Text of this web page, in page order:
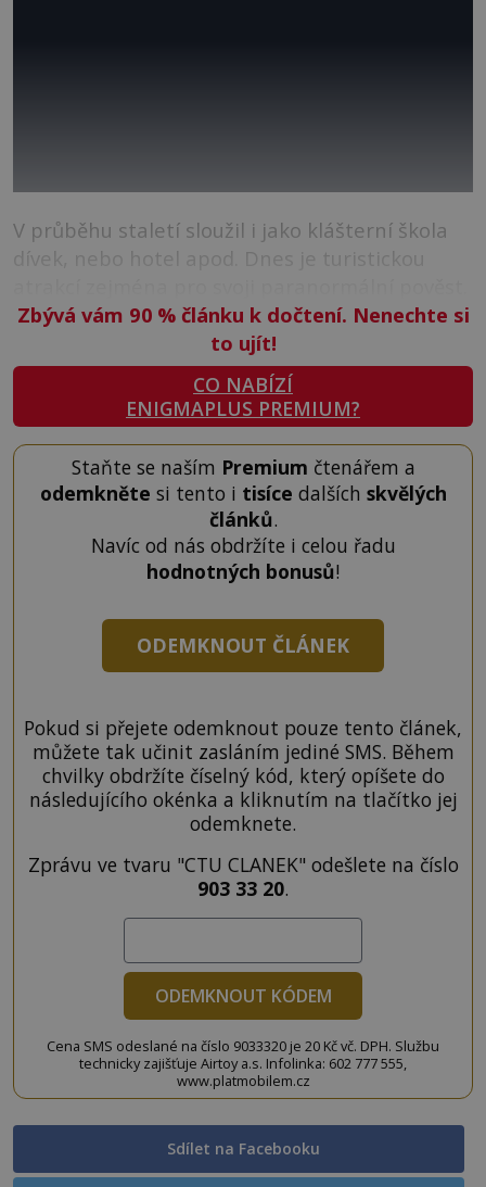
V průběhu staletí sloužil i jako klášterní škola
dívek, nebo hotel apod. Dnes je turistickou
Zbývá vám 90 %článku k dočtení. Nenechte si
to ujít!
CO NABÍZÍ
ENIGMAPLUS PREMIUM?
Staňte se naším Premium čtenářem a
odemkněte si tento i tisíce dalších skvělých
článků.
Navíc od nás obdržíte i celou řadu
hodnotných bonusů!
ODEMKNOUT ČLÁNEK
Pokud si přejete odemknout pouze tento článek,
můžete tak učinit zasláním jediné SMS. Během
chvilky obdržíte číselný kód, který opíšete do
následujícího okénka a kliknutím na tlačítko jej
odemknete.
Zprávu ve tvaru "CTU CLANEK" odešlete na číslo
903 33 20.
ODEMKNOUT KÓDEM
Cena SMS odeslané na číslo 9033320 je 20 Kč vč. DPH. Službu
technicky zajišťuje Airtoy a.s. Infolinka: 602 777 555,
www.platmobilem.cz
Sdílet na Facebooku